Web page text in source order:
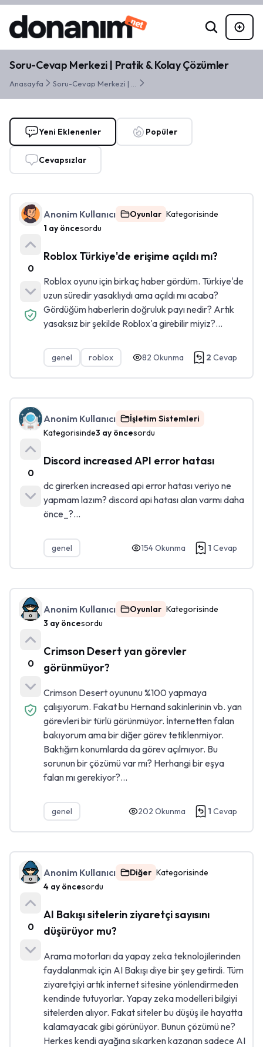
Soru-Cevap Merkezi | Pratik & Kolay Çözümler
Anasayfa
Yeni Eklenenler Popüler
Cevapsızlar
0
Anonim Kullanıcı Oyunlar Kategorisinde
1 ay öncesordu
Roblox Türkiye'de erişime açıldı mı?
Roblox oyunu için birkaç haber gördüm. Türkiye'de
uzun süredir yasaklıydı ama açıldı mı acaba?
Gördüğüm haberlerin doğruluk payı nedir? Artık
yasaksız bir şekilde Roblox'a girebilir miyiz?...
genel roblox 82 Okunma 2 Cevap
0
Anonim Kullanıcı
İşletim Sistemleri
Kategorisinde3 ay öncesordu
Discord increased API error hatası
dc girerken increased api error hatası veriyo ne
yapmam lazım? discord api hatası alan varmı daha
önce_?...
genel 154Okunma 1 Cevap
0
Anonim Kullanıcı Oyunlar Kategorisinde
3 ay öncesordu
Crimson Desert yan görevler
görünmüyor?
Crimson Desert oyununu %100 yapmaya
çalışıyorum. Fakat bu Hernand sakinlerinin vb. yan
görevleri bir türlü görünmüyor. İnternetten falan
bakıyorum ama bir diğer görev tetiklenmiyor.
Baktığım konumlarda da görev açılmıyor. Bu
sorunun bir çözümü var mı? Herhangi bir eşya
falan mı gerekiyor?...
genel 202 Okunma 1 Cevap
0
Anonim Kullanıcı Diğer Kategorisinde
4 ay öncesordu
AI Bakışı sitelerin ziyaretçi sayısını
düşürüyor mu?
Arama motorları da yapay zeka teknolojilerinden
faydalanmak için AI Bakışı diye bir şey getirdi. Tüm
ziyaretçiyi artık internet sitesine yönlendirmeden
kendinde tutuyorlar. Yapay zeka modelleri bilgiyi
sitelerden alıyor. Fakat siteler bu düşüş ile hayatta
kalamayacak gibi görünüyor. Bunun çözümü ne?
Herkes kendi ayağına sıkarken kazanan sadece AI